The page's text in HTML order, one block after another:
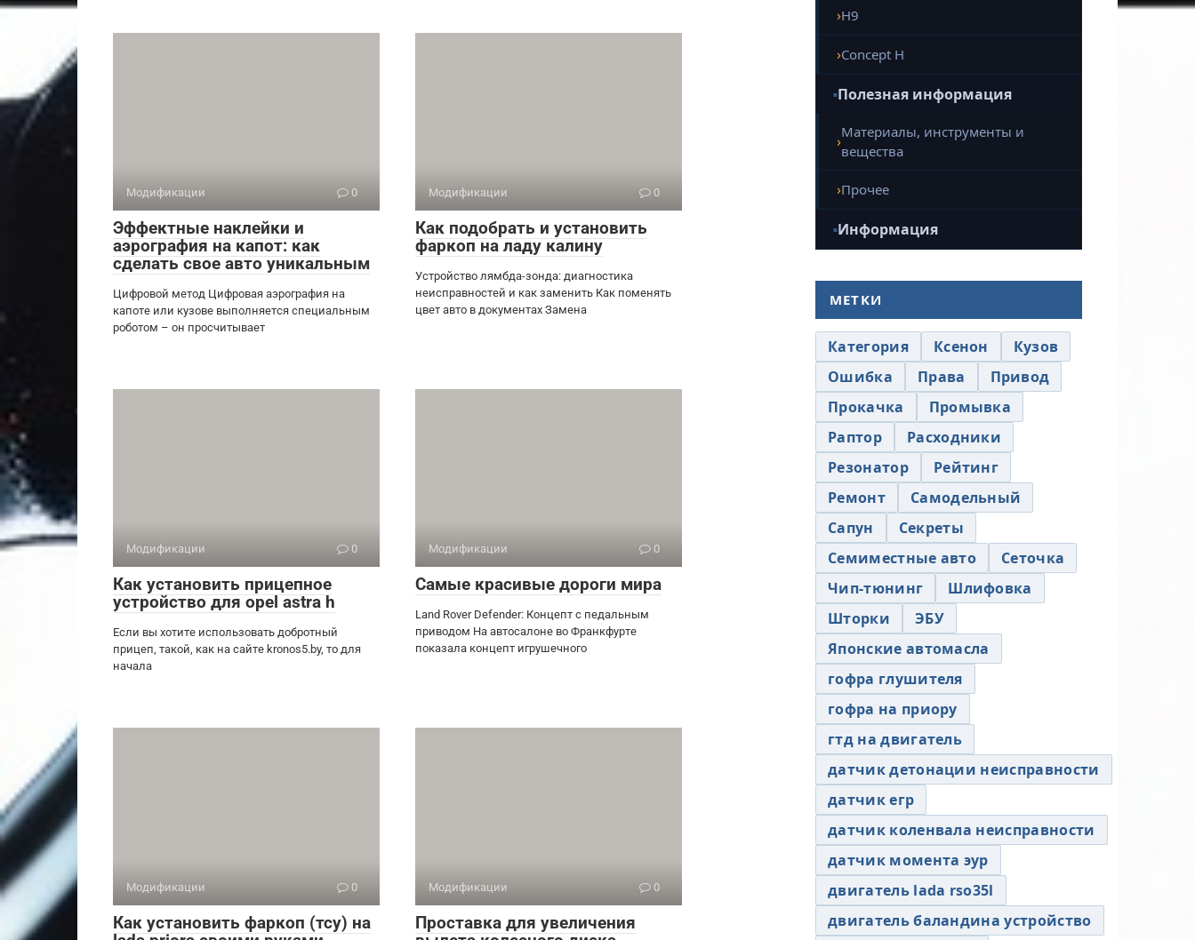
Модификации 0
Эффектные наклейки и
аэрография на капот: как
сделать свое авто уникальным
Цифровой метод Цифровая аэрография на
капоте или кузове выполняется специальным
роботом – он просчитывает
Модификации 0
Как подобрать и установить
фаркоп на ладу калину
Устройство лямбда-зонда: диагностика
неисправностей и как заменить Как поменять
цвет авто в документах Замена
Модификации 0
Как установить прицепное
устройство для opel astra h
Если вы хотите использовать добротный
прицеп, такой, как на сайте kronos5.by, то для
начала
Модификации 0
Самые красивые дороги мира
Land Rover Defender: Концепт с педальным
приводом На автосалоне во Франкфурте
показала концепт игрушечного
Модификации 0
Как установить фаркоп (тсу) на
Модификации 0
Проставка для увеличения
H9
Concept H
Полезная информация
Материалы, инструменты и
вещества
Прочее
Информация
МЕТКИ
Категория Ксенон
Кузов
Ошибка
Права
Привод
Прокачка
Промывка
Раптор
Расходники
Резонатор
Рейтинг
Ремонт
Самодельный
Сапун
Секреты
Семиместные авто
Сеточка
Чип-тюнинг
Шлифовка
Шторки
ЭБУ
Японские автомасла
гофра глушителя
гофра на приору
гтд на двигатель
датчик детонации неисправности
датчик егр
датчик коленвала неисправности
датчик момента эур
двигатель lada rso35l
двигатель баландина устройство